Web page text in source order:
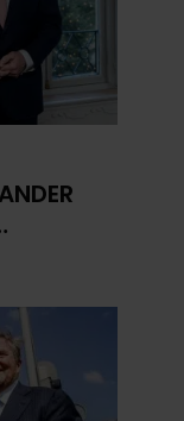
met andere
die ze hebben
hun services. U
website blijft